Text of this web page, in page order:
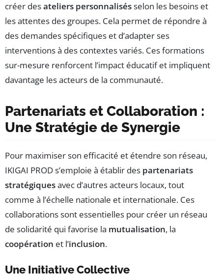
créer desateliers personnalisésselon les besoins et
les attentes des groupes. Cela permet de répondre à
des demandes spécifiques et d’adapter ses
interventions à des contextes variés. Ces formations
sur-mesure renforcent l’impact éducatif et impliquent
davantage les acteurs de la communauté.
Partenariats et Collaboration :
Une Stratégie de Synergie
Pour maximiser son efficacité et étendre son réseau,
IKIGAI PROD s’emploie à établir des partenariats
stratégiquesavec d’autres acteurs locaux, tout
comme à l’échelle nationale et internationale. Ces
collaborations sont essentielles pour créer un réseau
de solidarité qui favorise la mutualisation, la
coopération et l’inclusion.
Une Initiative Collective